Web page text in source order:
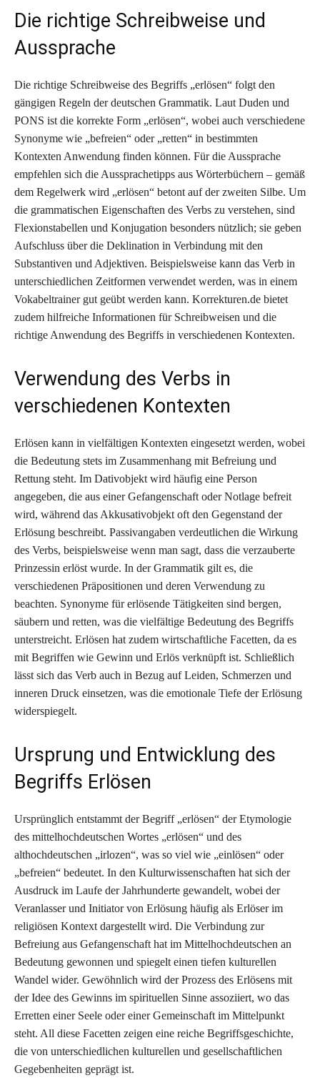
Die richtige Schreibweise und
Aussprache
Die richtige Schreibweise des Begriffs „erlösen“ folgt den
gängigen Regeln der deutschen Grammatik. Laut Duden und
PONS ist die korrekte Form „erlösen“, wobei auch verschiedene
Synonyme wie „befreien“ oder „retten“ in bestimmten
Kontexten Anwendung finden können. Für die Aussprache
empfehlen sich die Aussprachetipps aus Wörterbüchern – gemäß
dem Regelwerk wird „erlösen“ betont auf der zweiten Silbe. Um
die grammatischen Eigenschaften des Verbs zu verstehen, sind
Flexionstabellen und Konjugation besonders nützlich; sie geben
Aufschluss über die Deklination in Verbindung mit den
Substantiven und Adjektiven. Beispielsweise kann das Verb in
unterschiedlichen Zeitformen verwendet werden, was in einem
Vokabeltrainer gut geübt werden kann. Korrekturen.de bietet
zudem hilfreiche Informationen für Schreibweisen und die
richtige Anwendung des Begriffs in verschiedenen Kontexten.
Verwendung des Verbs in
verschiedenen Kontexten
Erlösen kann in vielfältigen Kontexten eingesetzt werden, wobei
die Bedeutung stets im Zusammenhang mit Befreiung und
Rettung steht. Im Dativobjekt wird häufig eine Person
angegeben, die aus einer Gefangenschaft oder Notlage befreit
wird, während das Akkusativobjekt oft den Gegenstand der
Erlösung beschreibt. Passivangaben verdeutlichen die Wirkung
des Verbs, beispielsweise wenn man sagt, dass die verzauberte
Prinzessin erlöst wurde. In der Grammatik gilt es, die
verschiedenen Präpositionen und deren Verwendung zu
beachten. Synonyme für erlösende Tätigkeiten sind bergen,
säubern und retten, was die vielfältige Bedeutung des Begriffs
unterstreicht. Erlösen hat zudem wirtschaftliche Facetten, da es
mit Begriffen wie Gewinn und Erlös verknüpft ist. Schließlich
lässt sich das Verb auch in Bezug auf Leiden, Schmerzen und
inneren Druck einsetzen, was die emotionale Tiefe der Erlösung
widerspiegelt.
Ursprung und Entwicklung des
Begriffs Erlösen
Ursprünglich entstammt der Begriff „erlösen“ der Etymologie
des mittelhochdeutschen Wortes „erlösen“ und des
althochdeutschen „irlozen“, was so viel wie „einlösen“ oder
„befreien“ bedeutet. In den Kulturwissenschaften hat sich der
Ausdruck im Laufe der Jahrhunderte gewandelt, wobei der
Veranlasser und Initiator von Erlösung häufig als Erlöser im
religiösen Kontext dargestellt wird. Die Verbindung zur
Befreiung aus Gefangenschaft hat im Mittelhochdeutschen an
Bedeutung gewonnen und spiegelt einen tiefen kulturellen
Wandel wider. Gewöhnlich wird der Prozess des Erlösens mit
der Idee des Gewinns im spirituellen Sinne assoziiert, wo das
Erretten einer Seele oder einer Gemeinschaft im Mittelpunkt
steht. All diese Facetten zeigen eine reiche Begriffsgeschichte,
die von unterschiedlichen kulturellen und gesellschaftlichen
Gegebenheiten geprägt ist.